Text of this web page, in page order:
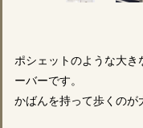
ポシェットのような大き
ーバーです。
かばんを持って歩くのが